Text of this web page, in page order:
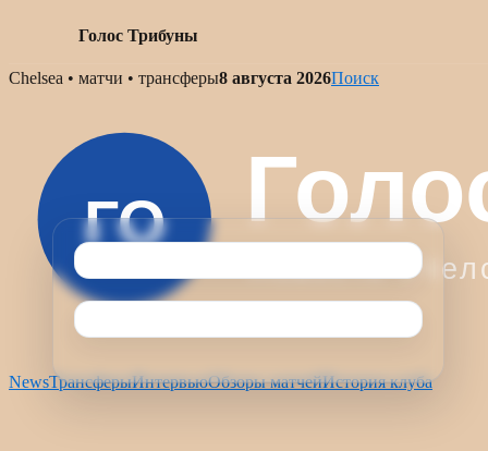
Голос Трибуны
Skip
Chelsea • матчи • трансферы8 августа 2026Поиск
NewsТрансферыИнтервьюОбзоры матчейИстория клуба